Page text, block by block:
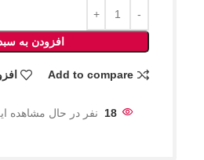
افزودن به
Add to compare
18 نفر در حال مشاهده